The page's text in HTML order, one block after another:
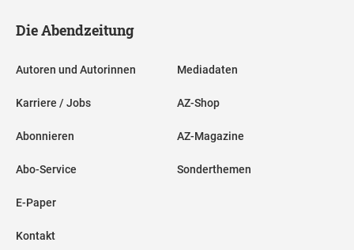
Die Abendzeitung
Autoren und Autorinnen
Karriere / Jobs
Abonnieren
Abo-Service
E-Paper
Kontakt
Mediadaten
AZ-Shop
AZ-Magazine
Sonderthemen